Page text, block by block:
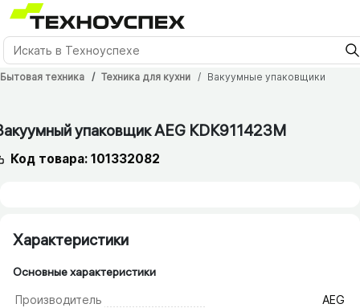
Бытовая техника Техника для кухни Вакуумные упаковщики
упаковщик AEG KDK911423M
Код товара: 101332082
Характеристики
Основные характеристики
Производитель
AEG